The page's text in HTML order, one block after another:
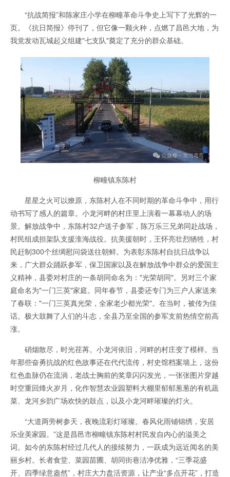
“抗战简报”和陈家庄小学在柳疃革命斗争史上写下了光辉的一
页。《抗日简报》停刊了，但它像一颗火种，点燃了昌邑大地，为
我党发动瓦城起义组建"七支队"奠定了充分的群众基础。
柳疃镇东陈村
星星之火可以燎原，东陈村人在不同时期的革命斗争中，用行
动书写了感人的篇章。小龙河畔的村庄里上演着一幕幕动人的场
景。解放战争中，东陈村32户送子参军，陈万乐三兄弟同赴战场，
村民组成担架队支援淮海战役。抗美援朝时，王怀亮壮烈牺牲，村
民赶制300个丝绸慰问袋送往朝鲜。为表彰东陈村自抗日战争以
来，广大群众踊跃参军，保卫国家以及在解放战争中群众的爱国主
义精神，县委对村庄的一条胡同命名为："光荣胡同"。另对三个家
庭命名为"一门三英"家庭。同年春节，县委还专门为三户人家送来
了春联："一门三英真光荣，全家老少都光荣"。在当时，被传为佳
话。极大鼓舞了人们的斗志，全县乃至全国的参军支前热情空前高
涨。
硝烟散尽，时光荏苒。小龙河依旧，河畔的村庄变了模样。当
年那些奋勇抗战的红色故事还在代代流传，村史馆档案墙上，这份
红色血脉仍在流淌，老战士胸前的奖章闪闪发光，一张张图片穿越
时空重回烽火岁月，化作智慧农业园塑料大棚里郁郁葱葱的有机蔬
菜、龙河乡韵广场欢快的鼓点，以及小龙河畔璀璨的灯火。
“大道两旁树参天，夜晚流彩灯璀璨。春风化雨铺锦绣，安居
乐业美家园。”这是昌邑市柳疃镇东陈村村民发自内心的溢美之
词。如今的东陈村经过几代人的接续努力，一跃成为远近闻名的美
丽乡村。长者食堂、菜园苗圃、胡同街巷洁净优雅，“三季花盛
开、四季绿意盎然”，村庄大力盘活资源，让产业“多点开花”，打造